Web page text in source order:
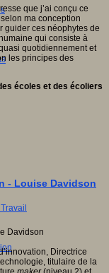
que j’ai conçu ce
ma conception
guider ces néophytes de
qui consiste à
quotidiennement et
les principes des
écoles et des écoliers
- Louise Davidson
Directrice
titulaire de la